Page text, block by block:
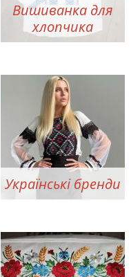
Вишиванка для
хлопчика
Українські бренди